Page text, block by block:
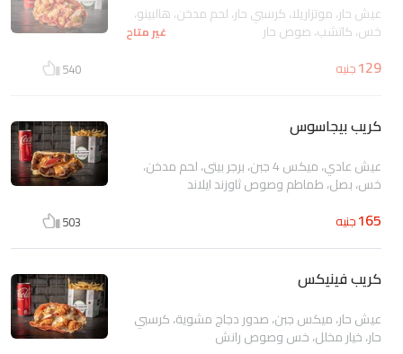
عيش حار، موتزاريلا، كرسبي حار، لحم مدخن، هالبينو،
خس، كاتشب، صوص حار غير متاح
129جنيه 540
كريب بيجاسوس
عيش عادي، ميكس 4 جبن، برجر بيتى، لحم مدخن،
خس، بصل، طماطم وصوص ثاوزند ايلاند
165جنيه 503
كريب فينيكس
عيش حار، ميكس جبن، صدور دجاج مشوية، كرسبي
حار، خيار مخلل، خس وصوص رانش